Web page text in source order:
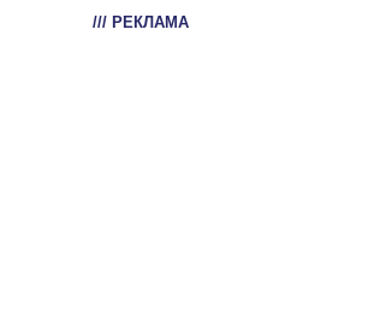
/// РЕКЛАМА